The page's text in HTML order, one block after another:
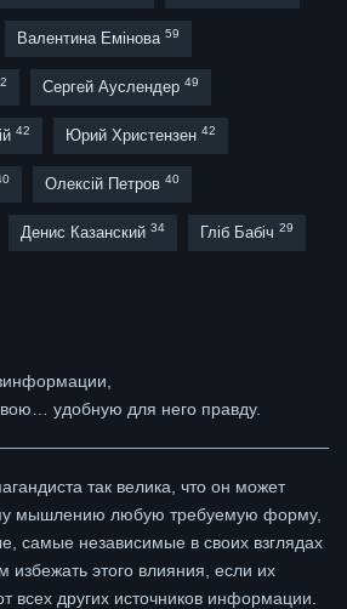
Валентина Емінова 59
Сергей Ауслендер 49
42 Юрий Христензен 42
Олексій Петров 40
Денис Казанский 34 Гліб Бабіч 29
удобную для него правду.
так велика, что он может
мышлению любую требуемую форму,
самые независимые в своих взглядах
избежать этого влияния, если их
всех других источников информации.